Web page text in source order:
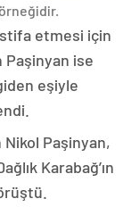
etmesi için
Paşinyan ise
eşiyle
Nikol Paşinyan,
Karabağ’ın